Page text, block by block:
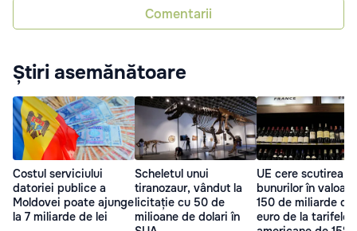
Comentarii
Știri asemănătoare
Costul serviciului
datoriei publice a
Moldovei poate ajunge
la 7 miliarde de lei
Scheletul unui
tiranozaur, vândut la
licitație cu 50 de
milioane de dolari în
UE cere scutirea
bunurilor în
150 de miliarde de
euro de la tarifele